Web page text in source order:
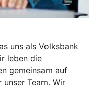
uns als Volksbank
leben die
gemeinsam auf
Team. Wir